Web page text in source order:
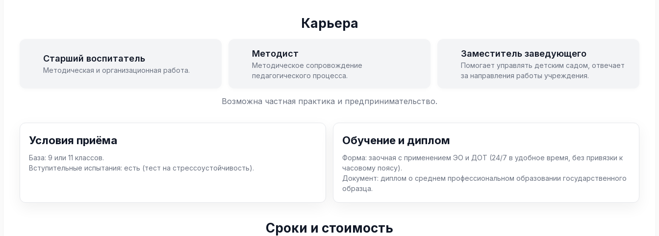
Карьера
Старший воспитатель
Методическая и организационная работа.
Методист
Методическое сопровождение
педагогического процесса.
Заместитель заведующего
Помогает управлять детским садом, отвечает
за направления работы учреждения.
Возможна частная практика и предпринимательство.
Условия приёма
База: 9 или 11 классов.
Вступительные испытания: есть (тест на стрессоустойчивость).
Обучение и диплом
Форма: заочная с применением ЭО и ДОТ (24/7 в удобное время, без привязки к
часовому поясу).
Документ: диплом о среднем профессиональном образовании государственного
образца.
Сроки и стоимость